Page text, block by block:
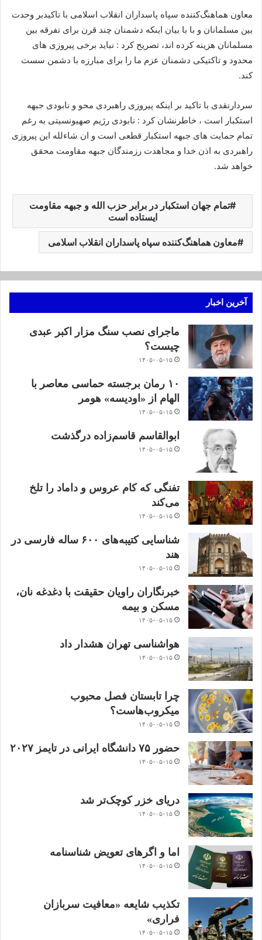
معاون هماهنگ‌کننده سپاه پاسداران انقلاب اسلامی با تاکیدبر وحدت
بین مسلمانان و با با بیان اینکه دشمنان چند قرن برای تفرقه بین
مسلمانان هزینه کرده اند، تصریح کرد : نباید برخی پیروزی های
محدود و تاکتیکی دشمنان عزم ما را برای مبارزه با دشمن سست
کند.
سردارنقدی با تاکید بر اینکه پیروزی راهبردی محو و نابودی جبهه
استکبار است ، خاطرنشان کرد : نابودی رژیم صهیونسیتی به رغم
تمام حمایت های جبهه استکبار قطعی است و ان شاءلله این پیروزی
راهبردی به اذن خدا و مجاهدت رزمندگان جبهه مقاومت محقق
خواهد شد.
تمام جهان استکبار در برابر حزب الله و جبهه مقاومت
ایستاده است
معاون هماهنگ‌کننده سپاه پاسداران انقلاب اسلامی
آخرین اخبار
ماجرای نصب سنگ مزار اکبر عبدی
چیست؟
۱۴۰۵-۰۵-۱۵
۱۰ رمان برجسته حماسی معاصر با
الهام از «اودیسه» هومر
۱۴۰۵-۰۵-۱۵
ابوالقاسم قاسم‌زاده درگذشت
۱۴۰۵-۰۵-۱۵
تفنگی که کام عروس و داماد را تلخ
می‌کند
۱۴۰۵-۰۵-۱۵
شناسایی کتیبه‌های ۶۰۰ ساله فارسی در
هند
۱۴۰۵-۰۵-۱۵
خبرنگاران راویان حقیقت با دغدغه نان،
مسکن و بیمه
۱۴۰۵-۰۵-۱۵
هواشناسی تهران هشدار داد
۱۴۰۵-۰۵-۱۵
چرا تابستان فصل محبوب
میکروب‌هاست؟
۱۴۰۵-۰۵-۱۵
حضور ۷۵ دانشگاه ایرانی در تایمز ۲۰۲۷
۱۴۰۵-۰۵-۱۵
دریای خزر کوچک‌تر شد
۱۴۰۵-۰۵-۱۵
اما و اگرهای تعویض شناسنامه
۱۴۰۵-۰۵-۱۵
تکذیب شایعه «معافیت سربازان
فراری»
۱۴۰۵-۰۵-۱۵